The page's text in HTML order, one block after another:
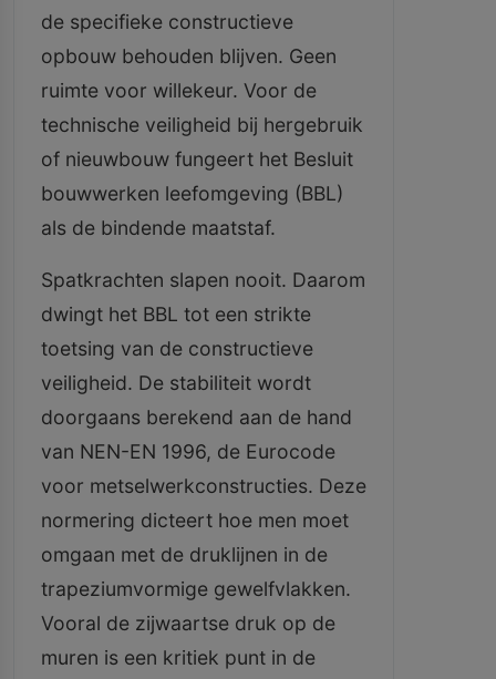
de specifieke constructieve
opbouw behouden blijven. Geen
ruimte voor willekeur. Voor de
technische veiligheid bij hergebruik
of nieuwbouw fungeert het Besluit
bouwwerken leefomgeving (BBL)
als de bindende maatstaf.
Spatkrachten slapen nooit. Daarom
dwingt het BBL tot een strikte
toetsing van de constructieve
veiligheid. De stabiliteit wordt
doorgaans berekend aan de hand
van NEN-EN 1996, de Eurocode
voor metselwerkconstructies. Deze
normering dicteert hoe men moet
omgaan met de druklijnen in de
trapeziumvormige gewelfvlakken.
Vooral de zijwaartse druk op de
muren is een kritiek punt in de